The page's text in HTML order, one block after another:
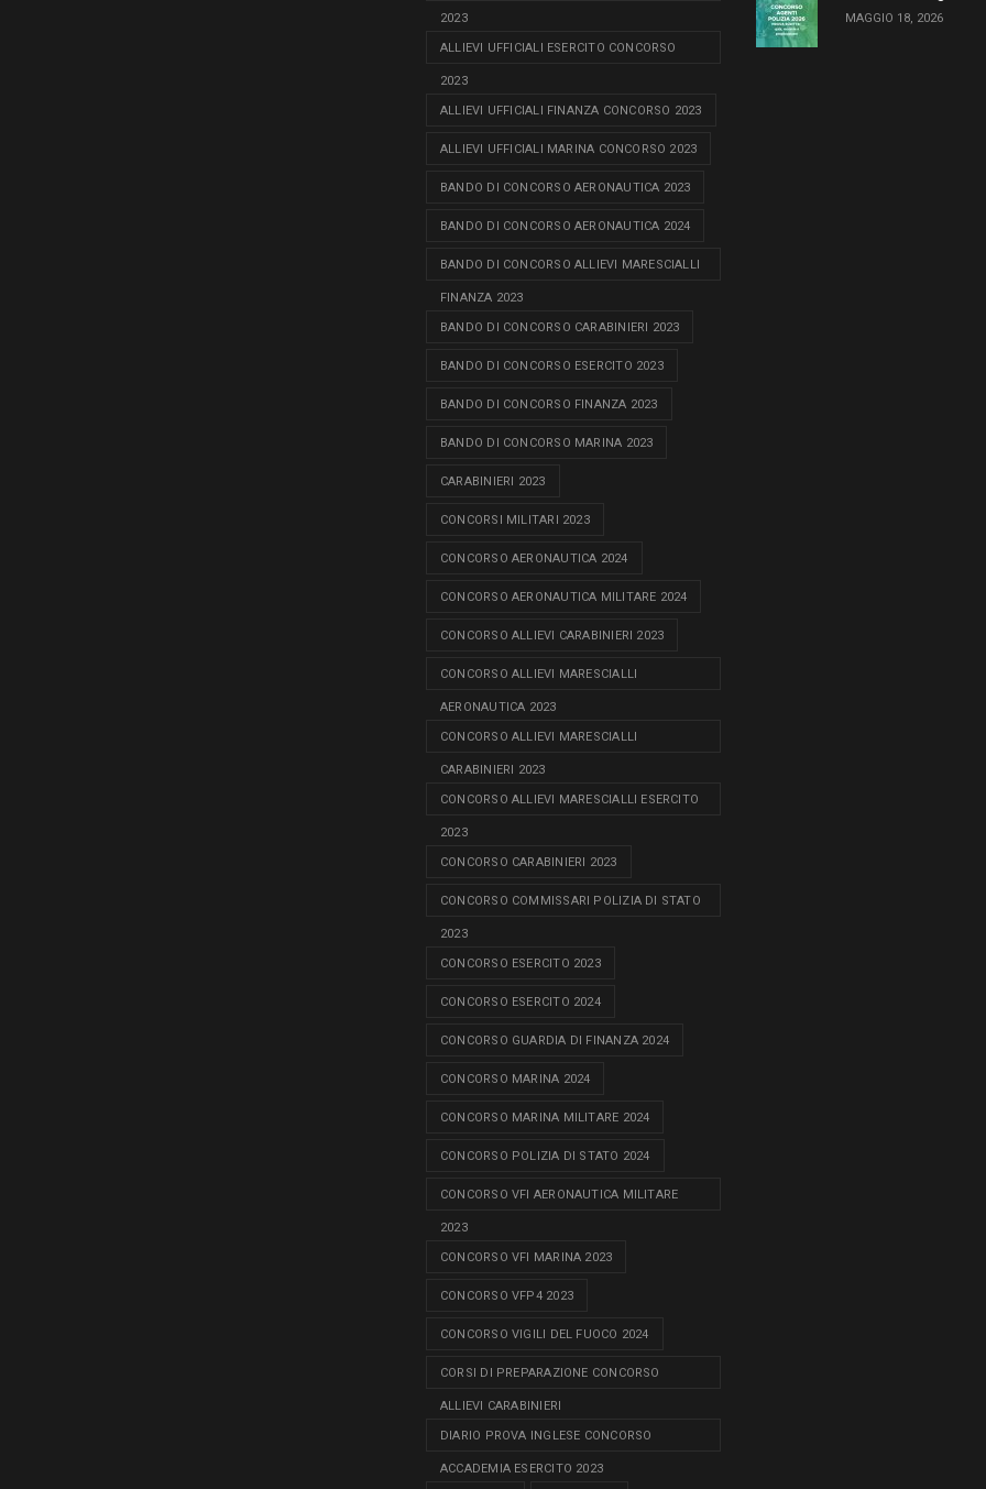
2023
ALLIEVI UFFICIALI ESERCITO CONCORSO
2023
ALLIEVI UFFICIALI FINANZA CONCORSO 2023
ALLIEVI UFFICIALI MARINA CONCORSO 2023
BANDO DI CONCORSO AERONAUTICA 2023
BANDO DI CONCORSO AERONAUTICA 2024
BANDO DI CONCORSO ALLIEVI MARESCIALLI
FINANZA 2023
BANDO DI CONCORSO CARABINIERI 2023
BANDO DI CONCORSO ESERCITO 2023
BANDO DI CONCORSO FINANZA 2023
BANDO DI CONCORSO MARINA 2023
CARABINIERI 2023
CONCORSI MILITARI 2023
CONCORSO AERONAUTICA 2024
CONCORSO AERONAUTICA MILITARE 2024
CONCORSO ALLIEVI CARABINIERI 2023
CONCORSO ALLIEVI MARESCIALLI
AERONAUTICA 2023
CONCORSO ALLIEVI MARESCIALLI
CARABINIERI 2023
CONCORSO ALLIEVI MARESCIALLI ESERCITO
2023
CONCORSO CARABINIERI 2023
CONCORSO COMMISSARI POLIZIA DI STATO
2023
CONCORSO ESERCITO 2023
CONCORSO ESERCITO 2024
CONCORSO GUARDIA DI FINANZA 2024
CONCORSO MARINA 2024
CONCORSO MARINA MILITARE 2024
CONCORSO POLIZIA DI STATO 2024
CONCORSO VFI AERONAUTICA MILITARE
2023
CONCORSO VFI MARINA 2023
CONCORSO VFP4 2023
CONCORSO VIGILI DEL FUOCO 2024
CORSI DI PREPARAZIONE CONCORSO
ALLIEVI CARABINIERI
DIARIO PROVA INGLESE CONCORSO
ACCADEMIA ESERCITO 2023
MAGGIO 18, 2026